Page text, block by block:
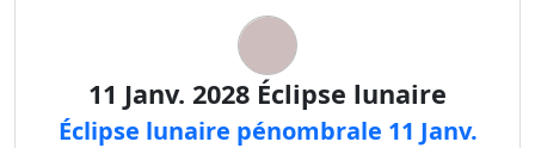
11 Janv. 2028 Éclipse lunaire
Éclipse lunaire pénombrale 11 Janv.